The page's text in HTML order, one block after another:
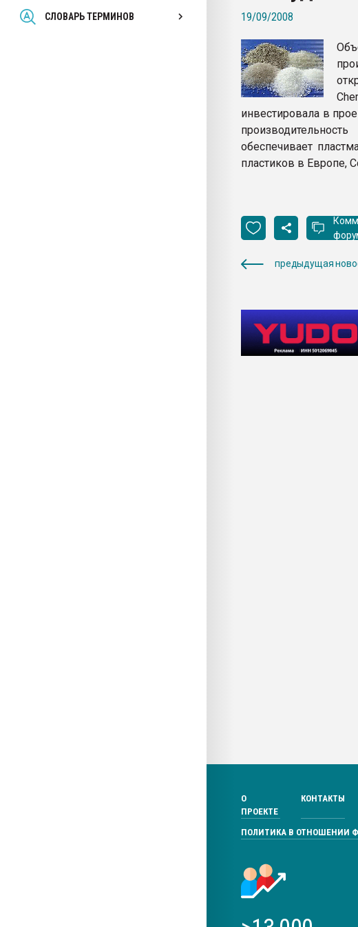
СЛОВАРЬ ТЕРМИНОВ
Всё, что касается выдува ПЭТ
бутылок
ПЕРЕЙТИ НА ФОРУМ
19/09/2008
инвестировала в
обеспечивает
пластиков в Европе,
предыдущая
О
ПРОЕКТЕ
КОНТАКТЫ
ПОЛИТИКА В ОТНОШЕНИИ